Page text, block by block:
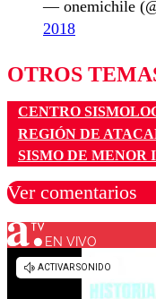
— onemichile
2018
OTROS
CENTRO
REGIÓN DE
SISMO DE MENOR
Ver comentarios
Los comentarios
EN VIVO